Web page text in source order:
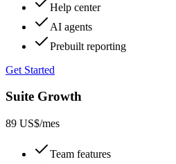
Help center
AI agents
Prebuilt reporting
Get Started
Suite Growth
89 US$/mes
Team features